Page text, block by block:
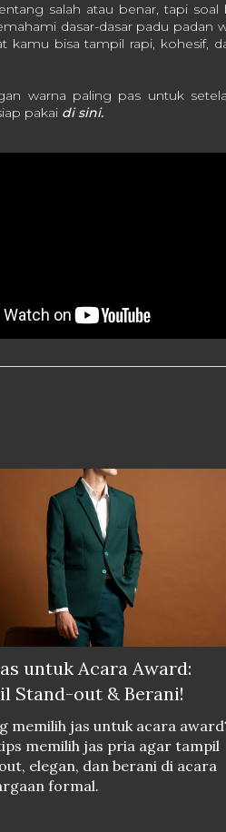
salah atau benar, tapi
dasar-dasar padu padan
bisa tampil rapi, kohesif,
warna paling pas untuk
pakai di sini.
untuk Acara Award:
Stand-out & Berani!
memilih jas untuk acara
memilih jas pria agar tampil
elegan, dan berani di acara
formal.